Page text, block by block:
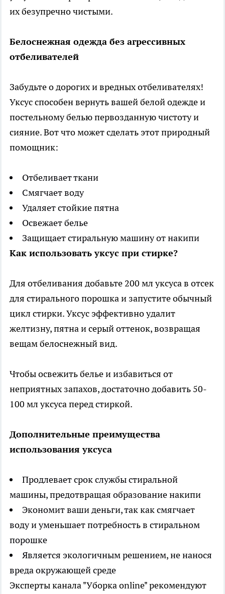
их безупречно чистыми.
Белоснежная одежда без агрессивных
отбеливателей
Забудьте о дорогих и вредных отбеливателях!
Уксус способен вернуть вашей белой одежде и
постельному белью первозданную чистоту и
сияние. Вот что может сделать этот природный
помощник:
Отбеливает ткани
Смягчает воду
Удаляет стойкие пятна
Освежает белье
Защищает стиральную машину от накипи
Как использовать уксус при стирке?
Для отбеливания добавьте 200 мл уксуса в отсек
для стирального порошка и запустите обычный
цикл стирки. Уксус эффективно удалит
желтизну, пятна и серый оттенок, возвращая
вещам белоснежный вид.
Чтобы освежить белье и избавиться от
неприятных запахов, достаточно добавить 50-
100 мл уксуса перед стиркой.
Дополнительные преимущества
использования уксуса
Продлевает срок службы стиральной
машины, предотвращая образование накипи
Экономит ваши деньги, так как смягчает
воду и уменьшает потребность в стиральном
порошке
Является экологичным решением, не нанося
вреда окружающей среде
Эксперты канала "Уборка online" рекомендуют